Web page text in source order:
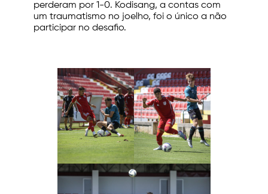
perderam por 1-0. Kodisang, a contas com
um traumatismo no joelho, foi o único a não
participar no desafio.